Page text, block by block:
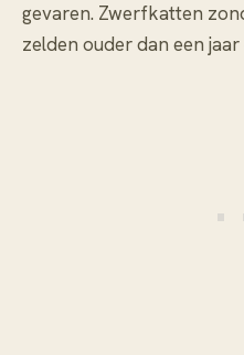
gevaren. Zwerfkatten
zelden ouder dan een